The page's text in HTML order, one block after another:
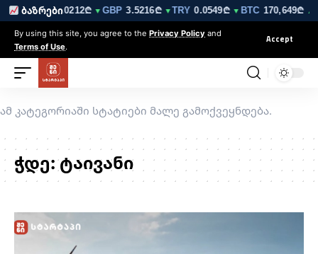
ბაზრები
▼EUR3.0212₾ ▼ GBP3.5216₾ ▼TRY 0.0549₾ ▼ BTC 170,649₾ ▲
By using this site, you agree to the Privacy Policy and
Terms of Use.
Accept
ამ კატეგორიაში სტატიები მალე გამოქვეყნდება.
ჭდე:ტაივანი